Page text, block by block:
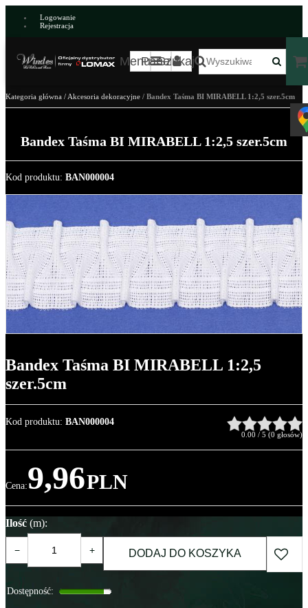
Logowanie
Rejestracja
MenuPanelSzukaj
Kategoria główna / Akcesoria dekoracyjne / Bandex Taśma BI MIRABELL 1:2,5 szer.5cm
Bandex Taśma BI MIRABELL 1:2,5 szer.5cm
Kod produktu: BAN000004
Bandex Taśma BI MIRABELL 1:2,5
szer.5cm
Kod produktu: BAN000004
0.00 / 5 (0 głosów)
Cena:9,96PLN
Ilość (m):
− + DODAJ DO KOSZYKA
Dostępność: